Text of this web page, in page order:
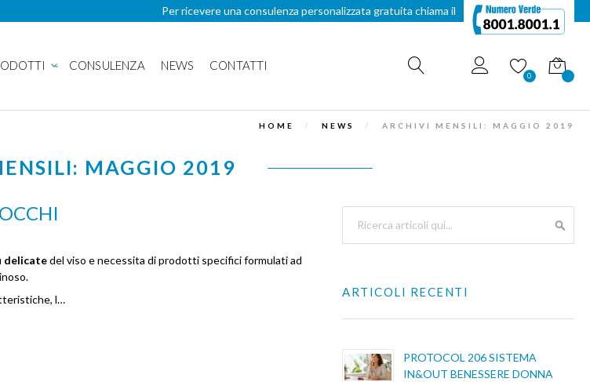
Per ricevere una consulenza personalizzata gratuita chiama il
0 Carrello
CONSULENZA NEWS CONTATTI
HOME NEWS ARCHIVI MENSILI: MAGGIO 2019
MAGGIO 2019
delicatedel viso e necessita di prodotti specifici formulati ad
l…
ARTICOLI RECENTI
PROTOCOL 206 SISTEMA
IN&OUT BENESSERE DONNA